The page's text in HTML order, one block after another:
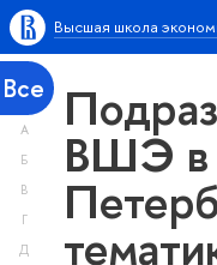
Высшая школа
Все
А
Б
В
Г
Д
ВШЭ в